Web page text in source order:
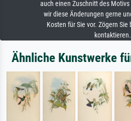
auch einen Zuschnitt des
wir diese Änderungen gerne
Kosten für Sie vor. Zögern
kontaktieren.
Ähnliche Kunstwerke